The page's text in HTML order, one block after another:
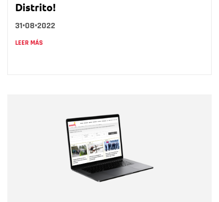
Distrito!
31•08•2022
LEER MÁS
Correo electrónico
Tipo de comentario